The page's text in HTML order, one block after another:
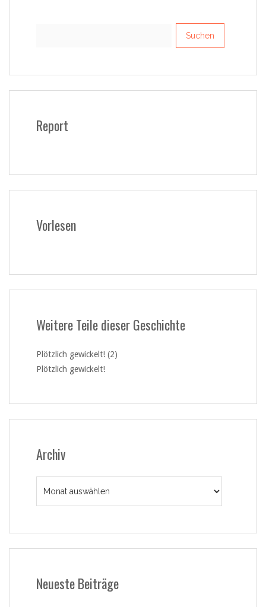
Report
Vorlesen
Weitere Teile dieser Geschichte
Plötzlich gewickelt! (2)
Plötzlich gewickelt!
Archiv
Neueste Beiträge